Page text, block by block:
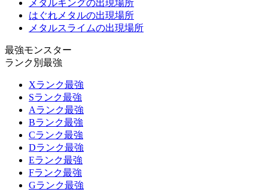
メタルキングの出現場所
はぐれメタルの出現場所
メタルスライムの出現場所
最強モンスター
ランク別最強
Xランク最強
Sランク最強
Aランク最強
Bランク最強
Cランク最強
Dランク最強
Eランク最強
Fランク最強
Gランク最強